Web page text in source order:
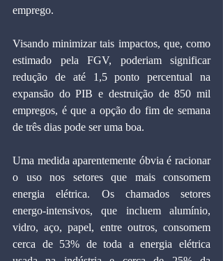
emprego.
Visando minimizar tais impactos, que, como
estimado pela FGV, poderiam significar
redução de até 1,5 ponto percentual na
expansão do PIB e destruição de 850 mil
empregos, é que a opção do fim de semana
de três dias pode ser uma boa.
Uma medida aparentemente óbvia é racionar
o uso nos setores que mais consomem
energia elétrica. Os chamados setores
energo-intensivos, que incluem alumínio,
vidro, aço, papel, entre outros, consomem
cerca de 53% de toda a energia elétrica